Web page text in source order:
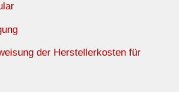
der Herstellerkosten für